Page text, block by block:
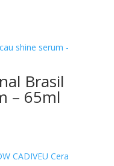
Brasil
– 65ml